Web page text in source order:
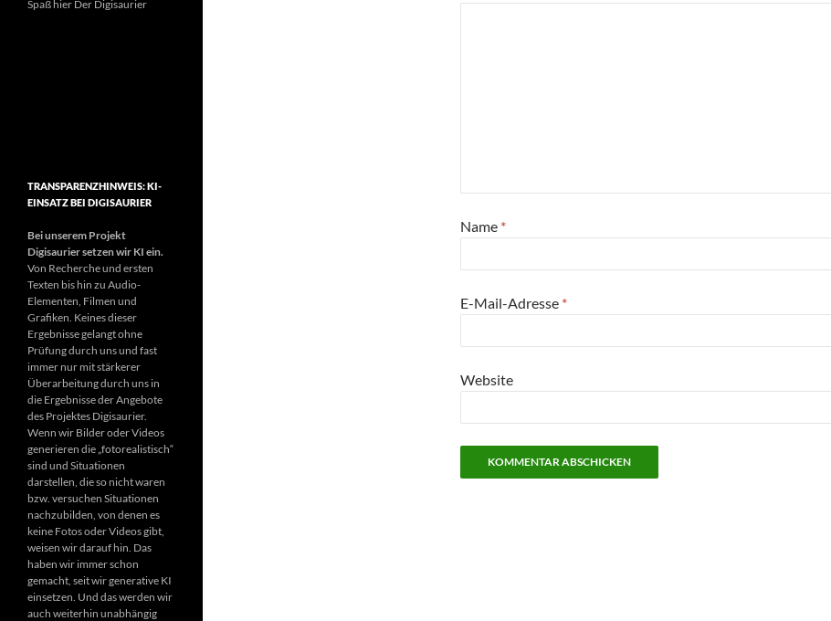
Name *
E-Mail-Adresse *
Website
Spaß hier Der Digisaurier
TRANSPARENZHINWEIS: KI-
EINSATZ BEI DIGISAURIER
Bei unserem Projekt
Digisaurier setzen wir KI ein.
Von Recherche und ersten
Texten bis hin zu Audio-
Elementen, Filmen und
Grafiken. Keines dieser
Ergebnisse gelangt ohne
Prüfung durch uns und fast
immer nur mit stärkerer
Überarbeitung durch uns in
die Ergebnisse der Angebote
des Projektes Digisaurier.
Wenn wir Bilder oder Videos
generieren die „fotorealistisch“
sind und Situationen
darstellen, die so nicht waren
bzw. versuchen Situationen
nachzubilden, von denen es
keine Fotos oder Videos gibt,
weisen wir darauf hin. Das
haben wir immer schon
gemacht, seit wir generative KI
einsetzen. Und das werden wir
auch weiterhin unabhängig